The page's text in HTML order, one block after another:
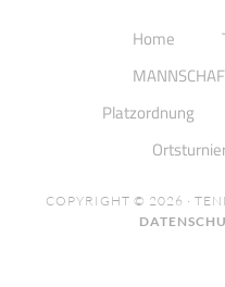
Home
Platzordnung
COPYRIGHT © 2026 ·